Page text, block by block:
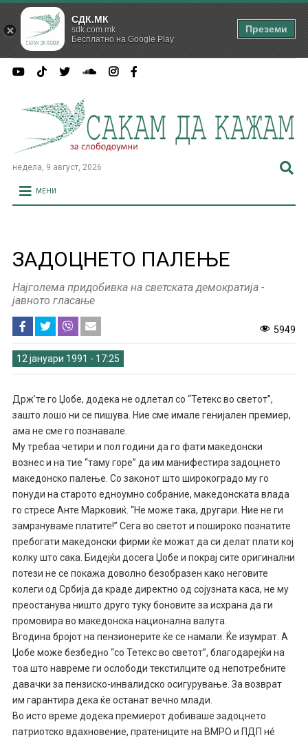
недела, 9 август, 2026
МЕНИ
ЗАДОЦНЕТО ПАЛЕЊЕ
Најголема придобивка на светската демократија -
јавното гласање
5949
12 јануари 1991 - 17:25
Држ’те го Џобе, додека не одлетал со “Тетекс во светот”,
зашто лошо ни се пишува. Ние сме имале генијален премиер,
ама не сме го познавале.
Му требаа четири и пол години да го фати македонски
вознес и на тие “таму горе” да им манифестира задоцнето
македонско палење. Со законот што шир­о­коградо му го
понуди на старото едноумно собрание, македонската влада
го стресе Анте Марковиќ. “Не може така, другари. Ние не ги
замрзнуваме платите!” Сега во светот и пошироко познатите
пребогати македонски фирми ќе можат да си делат плати кој
колку што сака. Бидејќи досега Џобе и покрај сите оригинални
потези не се покажа доволно безобразен како неговите
колеги од Србија да краде директно од сојузната каса, не му
преостанува ништо друго туку боновите за исхрана да ги
промовира во македонска национална валута.
Вгодина бројот на пензионерите ќе се намали. Ќе изумрат. А
Џобе може безбедно “со Тетекс во светот”, благодарејќи на
тоа што навреме ги ослободи текстилците од непотребните
давачки за пензиско-инвалидско осигурување. За возврат
им гарантира дека ќе останат вечно млади.
Во исто време додека премиерот добиваше задоцнето
патриотско вдахно­вение, пратениците на ВМРО и ПДП нé
СДК.МК
sdk.com.mk
Бесплатно на Google Play
Преземи